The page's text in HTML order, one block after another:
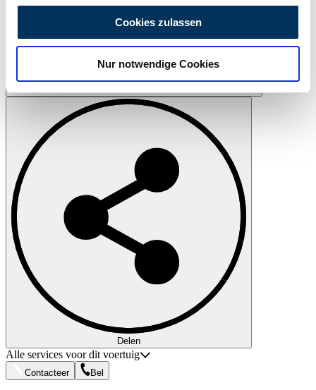
analysieren. Außerdem geben wir Informationen zu Ihrer
Verwendung unserer Website an unsere Partner für
soziale Medien, Werbung und Analysen weiter. Unsere
Partner führen diese Informationen möglicherweise mit
weiteren Daten zusammen, die Sie ihnen bereitgestellt
haben oder die sie im Rahmen Ihrer Nutzung der Dienste
gesammelt haben.
Datenschutzerklärung
Cookies zulassen
Nur notwendige Cookies
Delen
Alle services voor dit voertuig
Contacteer Bel